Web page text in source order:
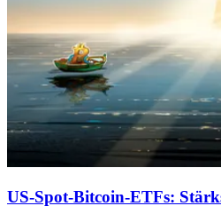
US-Spot-Bitcoin-ETFs: